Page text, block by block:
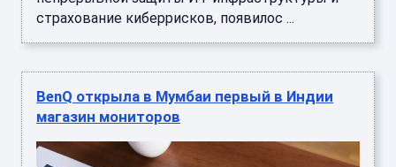
страхование киберрисков, появилос ...
BenQ открыла в Мумбаи первый в Индии
магазин мониторов